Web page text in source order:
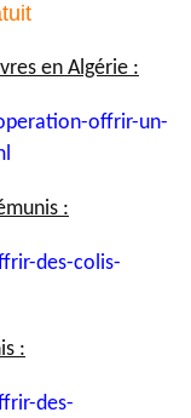
en Algérie :
offrir-un-
:
des-colis-
:
des-